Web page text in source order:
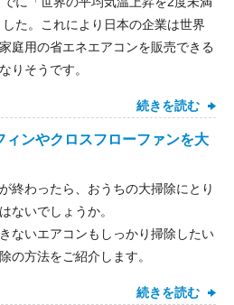
た。これにより日本の企業は世界
庭用の省エネエアコンを販売できる
りそうです。
続きを読む
ィンやクロスフローファンを大
終わったら、おうちの大掃除にとり
ないでしょうか。
ないエアコンもしっかり掃除したい
の方法をご紹介します。
続きを読む